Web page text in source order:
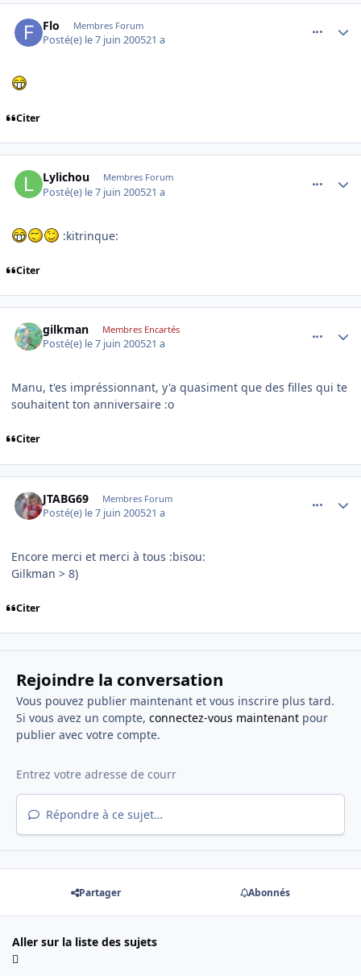
Flo Membres Forum
Posté(e) le 7 juin 200521 a
Citer
Lylichou Membres Forum
Posté(e) le 7 juin 200521 a
:kitrinque:
Citer
gilkman Membres Encartés
Posté(e) le 7 juin 200521 a
Manu, t'es impréssionnant, y'a quasiment que des filles qui te
souhaitent ton anniversaire :o
Citer
JTABG69 Membres Forum
Posté(e) le 7 juin 200521 a
Encore merci et merci à tous :bisou:
Gilkman > 8)
Citer
Rejoindre la conversation
Vous pouvez publier maintenant et vous inscrire plus tard.
Si vous avez un compte, connectez-vous maintenantpour
publier avec votre compte.
Répondre à ce sujet…
Partager Abonnés
Aller sur la liste des sujets